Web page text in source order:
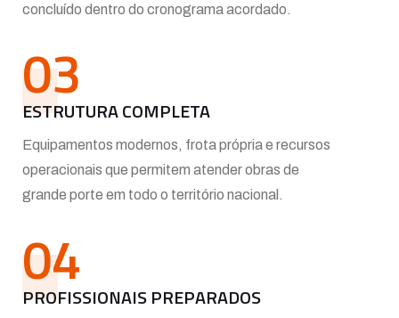
concluído dentro do cronograma acordado.
03
ESTRUTURA COMPLETA
Equipamentos modernos, frota própria e recursos
operacionais que permitem atender obras de
grande porte em todo o território nacional.
04
PROFISSIONAIS PREPARADOS